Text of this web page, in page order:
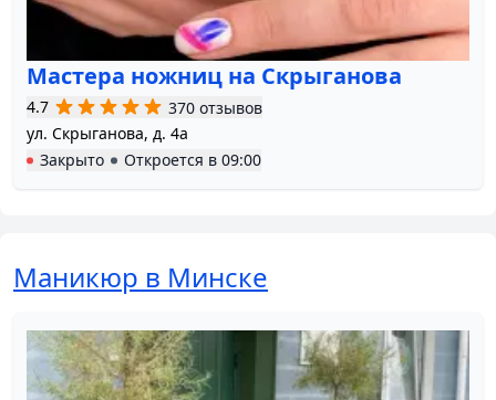
Мастера ножниц на Скрыганова
4.7
370 отзывов
ул. Скрыганова, д. 4а
Закрыто
Откроется в 09:00
Маникюр в Минске